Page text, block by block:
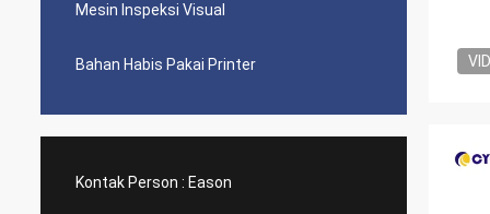
Mesin Inspeksi Visual
Bahan Habis Pakai Printer
Kontak Person : Eason